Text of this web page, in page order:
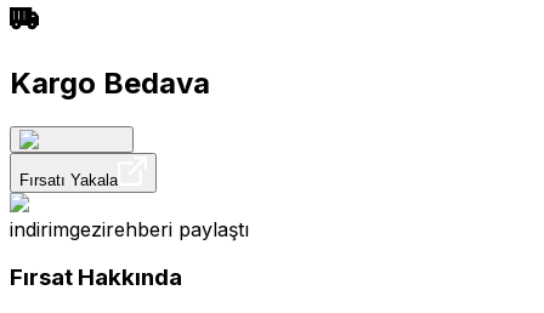
Kargo Bedava
Fırsatı Yakala
indirimgezirehberi paylaştı
Fırsat Hakkında